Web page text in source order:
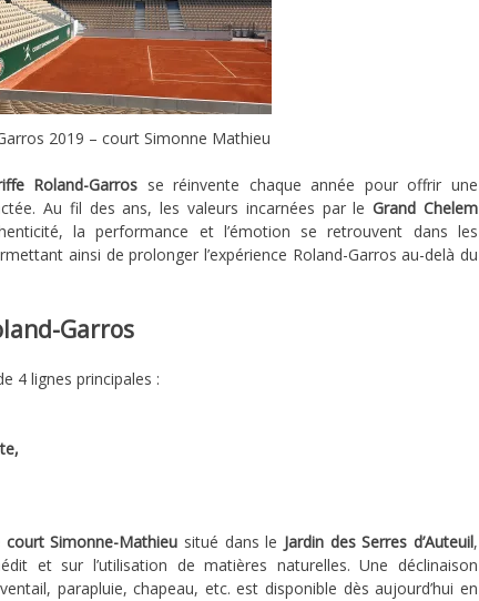
2019 – court Simonne Mathieu
Roland-Garros se réinvente chaque année pour offrir une
Au fil des ans, les valeurs incarnées par leGrand Chelem
la performance et l’émotion se retrouvent dans les
ainsi de prolonger l’expérience Roland-Garros au-delà du
Garros
4 lignes principales :
court Simonne-Mathieu situé dans le Jardin des Serres d’Auteuil,
et sur l’utilisation de matières naturelles. Une déclinaison
parapluie, chapeau, etc. est disponible dès aujourd’hui en